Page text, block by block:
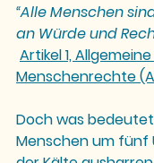
“Alle Menschen
an Würde und
Artikel 1,
Menschenrechte
Doch was
Menschen um fünf